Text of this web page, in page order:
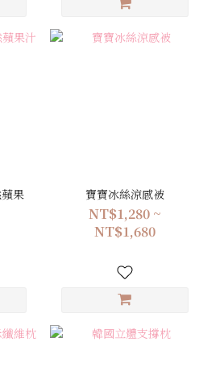
果
寶寶冰絲涼感被
NT$1,280 ~
NT$1,680